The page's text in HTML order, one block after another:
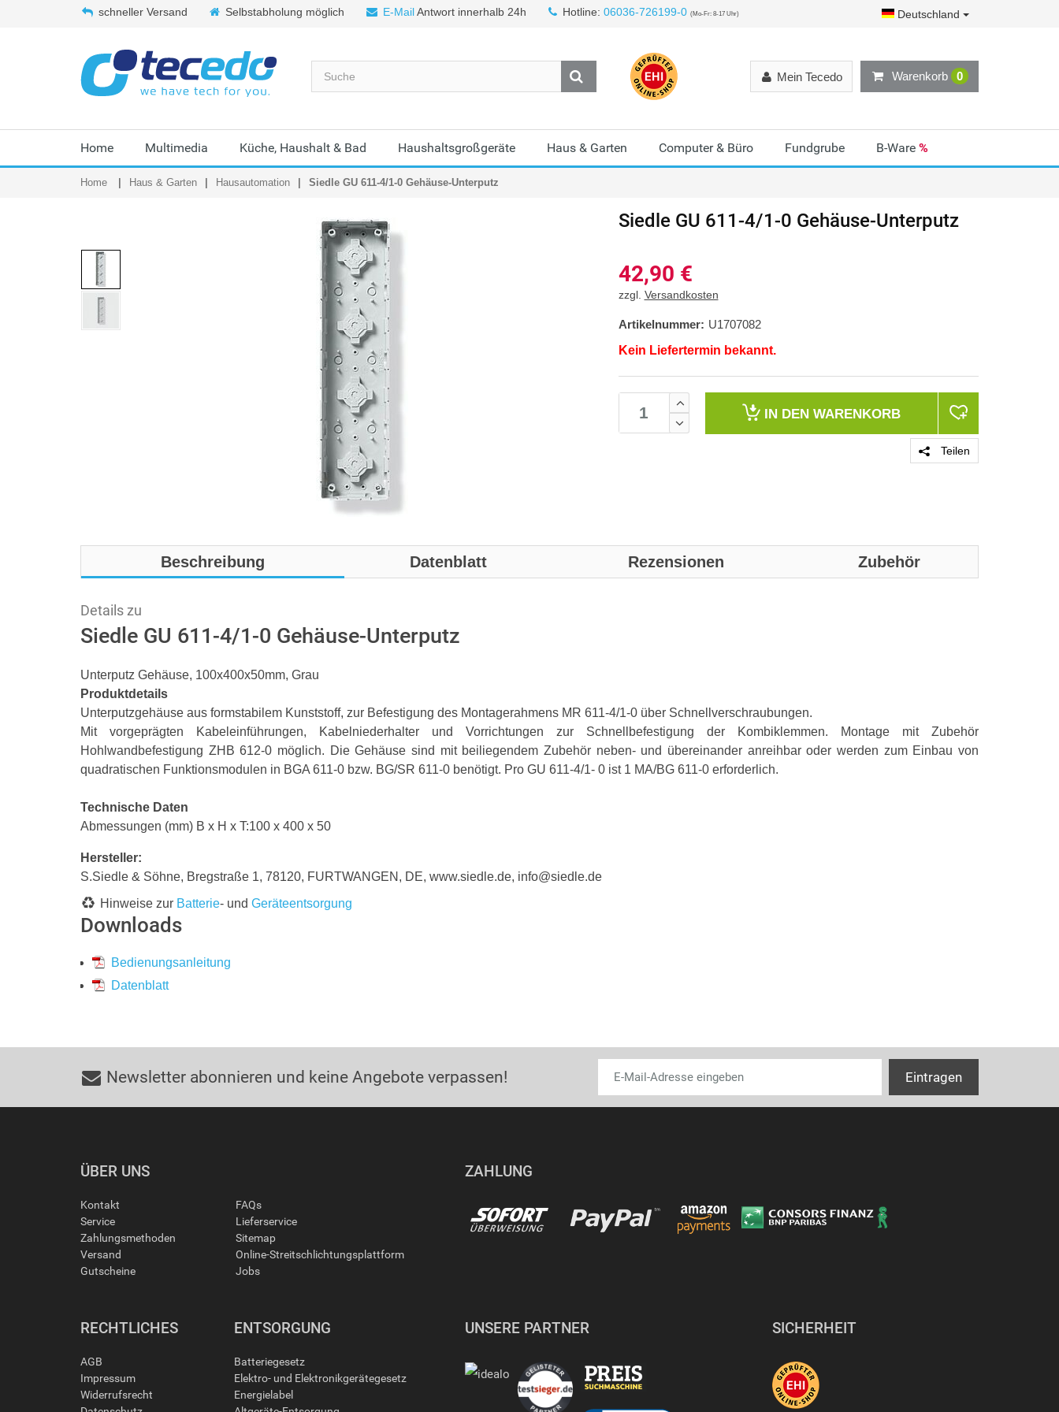
schneller Versand Selbstabholung möglich E-MailAntwort innerhalb 24h Hotline: 06036-726199-0 (Mo-Fr: 8-17 Uhr) Deutschland
Warenkorb 0
Mein Tecedo
Home Multimedia Küche, Haushalt & Bad Haushaltsgroßgeräte Haus & Garten Computer & Büro Fundgrube B-Ware %
Home Haus & Garten Hausautomation Siedle GU 611-4/1-0 Gehäuse-Unterputz
Siedle GU 611-4/1-0 Gehäuse-Unterputz
42,90 €
zzgl. Versandkosten
Artikelnummer: U1707082
Kein Liefertermin bekannt.
IN DEN WARENKORB
Teilen
Beschreibung Datenblatt Rezensionen Zubehör
Details zu
Siedle GU 611-4/1-0 Gehäuse-Unterputz
Unterputz Gehäuse, 100x400x50mm, Grau
Produktdetails
Unterputzgehäuse aus formstabilem Kunststoff, zur Befestigung des Montagerahmens MR 611-4/1-0 über Schnellverschraubungen.
Mit vorgeprägten Kabeleinführungen, Kabelniederhalter und Vorrichtungen zur Schnellbefestigung der Kombiklemmen. Montage mit Zubehör
Hohlwandbefestigung ZHB 612-0 möglich. Die Gehäuse sind mit beiliegendem Zubehör neben- und übereinander anreihbar oder werden zum Einbau von
quadratischen Funktionsmodulen in BGA 611-0 bzw. BG/SR 611-0 benötigt. Pro GU 611-4/1- 0 ist 1 MA/BG 611-0 erforderlich.
Technische Daten
Abmessungen (mm) B x H x T:100 x 400 x 50
Hersteller:
S.Siedle & Söhne, Bregstraße 1, 78120, FURTWANGEN, DE, www.siedle.de, info@siedle.de
Hinweise zur Batterie- und Geräteentsorgung
Downloads
Bedienungsanleitung
Datenblatt
Gewicht und
Tiefe
Newsletter abonnieren und keine Angebote verpassen!
ÜBER UNS
Kontakt
Service
Zahlungsmethoden
Versand
Gutscheine
FAQs
Lieferservice
Sitemap
Online-Streitschlichtungsplattform
Jobs
ZAHLUNG
RECHTLICHES
AGB
Impressum
Widerrufsrecht
ENTSORGUNG
Batteriegesetz
Elektro- und Elektronikgerätegesetz
Energielabel
UNSERE PARTNER SICHERHEIT